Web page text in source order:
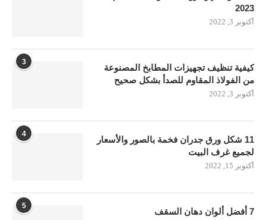
2023
أكتوبر 3, 2022
3
كيفية تنظيف تجهيزات المطابخ المصنوعة
من الفولاذ المقاوم للصدأ بشكل صحيح
أكتوبر 3, 2022
4
11 شكل ورق جدران فخمة بالصور والأسعار
لجميع غرف البيت
أكتوبر 15, 2022
5
7 أفضل ألوان دهان السقف